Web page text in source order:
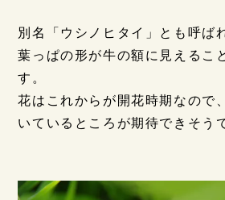
別名「ウシノヒタイ」とも呼ば
葉っぱの形が牛の額に見えるこ
す。
花はこれからが開花時期なので
いているところが期待できそう